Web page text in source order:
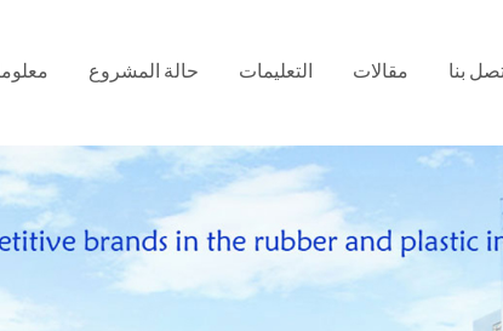
حالة المشروع التعليمات مقالات بنا